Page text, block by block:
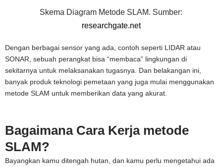
Skema Diagram Metode SLAM. Sumber:
researchgate.net
Dengan berbagai sensor yang ada, contoh seperti LIDAR atau
SONAR, sebuah perangkat bisa “membaca” lingkungan di
sekitarnya untuk melaksanakan tugasnya. Dan belakangan ini,
banyak produk teknologi pemetaan yang juga mulai menggunakan
metode SLAM untuk memberikan data yang akurat.
Bagaimana Cara Kerja metode
SLAM?
Bayangkan kamu ditengah hutan, dan kamu perlu mengetahui ada